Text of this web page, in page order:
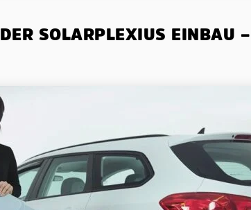
DER SOLARPLEXIUS EINBAU